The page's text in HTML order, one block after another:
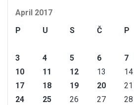
April 2017
P
U S Č P
3
4 5 6 7
10
11 12 13 14
17
18 19 20 21
24
25 26 27 28